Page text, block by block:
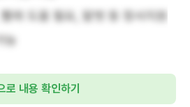
빨래 도움 필요, 말벗 등 정서지원
능
로 내용 확인하기